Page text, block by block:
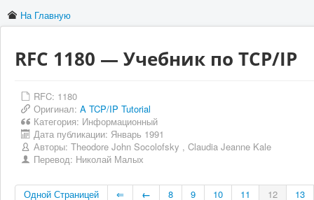
На Главную
RFC 1180 — Учебник по TCP/IP
RFC: 1180
Оригинал: A TCP/IP Tutorial
Категория: Информационный
Дата публикации: Январь 1991
Авторы: Theodore John Socolofsky , Claudia Jeanne Kale
Перевод: Николай Малых
Одной Страницей ⇐ ← 8 9 10 11 12 13